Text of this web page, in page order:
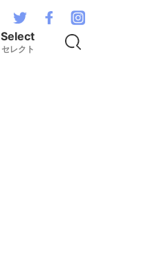
Select
セレクト